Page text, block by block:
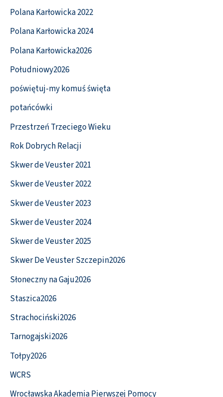
Polana Karłowicka 2022
Polana Karłowicka 2024
Polana Karłowicka2026
Południowy2026
poświętuj-my komuś święta
potańcówki
Przestrzeń Trzeciego Wieku
Rok Dobrych Relacji
Skwer de Veuster 2021
Skwer de Veuster 2022
Skwer de Veuster 2023
Skwer de Veuster 2024
Skwer de Veuster 2025
Skwer De Veuster Szczepin2026
Słoneczny na Gaju2026
Staszica2026
Strachociński2026
Tarnogajski2026
Tołpy2026
WCRS
Wrocławska Akademia Pierwszej Pomocy